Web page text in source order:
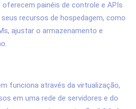
painéis de controle e APIs
recursos de hospedagem, como
ajustar o armazenamento e
funciona através da virtualização,
em uma rede de servidores e do